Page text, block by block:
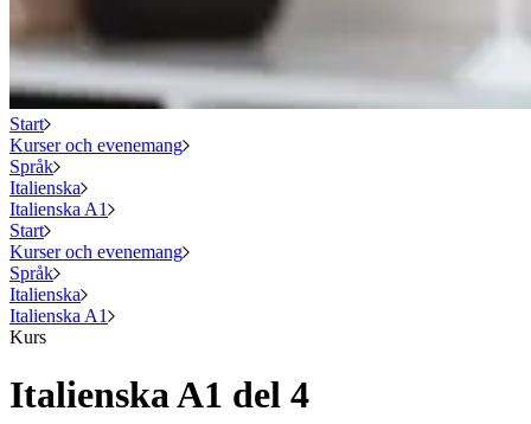
Start
Kurser och evenemang
Språk
Italienska
Italienska A1
Start
Kurser och evenemang
Språk
Italienska
Italienska A1
Kurs
Italienska A1 del 4